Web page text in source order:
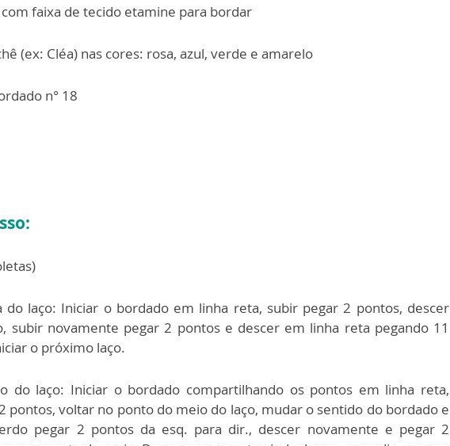
com faixa de tecido etamine para bordar
(ex: Cléa) nas cores: rosa, azul, verde e amarelo
n° 18
do laço: Iniciar o bordado em linha reta, subir pegar 2 pontos, descer
subir novamente pegar 2 pontos e descer em linha reta pegando 11
o próximo laço.
do laço: Iniciar o bordado compartilhando os pontos em linha reta,
pontos, voltar no ponto do meio do laço, mudar o sentido do bordado e
pegar 2 pontos da esq. para dir., descer novamente e pegar 2